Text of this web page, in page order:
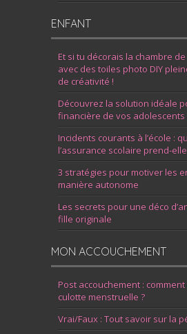
ENFANT
Et si tu décorais la chambre
avec des toiles photo DIY
de créativité !
Découvrez la solution idéale
financière de vos adolescents
Incidents courants à l’école :
l’assurance scolaire prend-
3 stratégies pour motiver les
manière autonome
Les secrets pour une déco
fille originale
MON ACCOUCHEMENT
Post accouchement :
culotte menstruelle ?
Vrai/Faux : Tout savoir sur la